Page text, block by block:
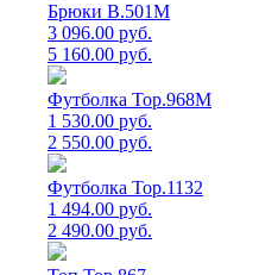
Брюки B.501M
3 096.00 руб.
5 160.00 руб.
Футболка Top.968M
1 530.00 руб.
2 550.00 руб.
Футболка Top.1132
1 494.00 руб.
2 490.00 руб.